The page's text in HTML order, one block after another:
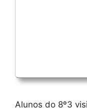
Alunos do 8º3